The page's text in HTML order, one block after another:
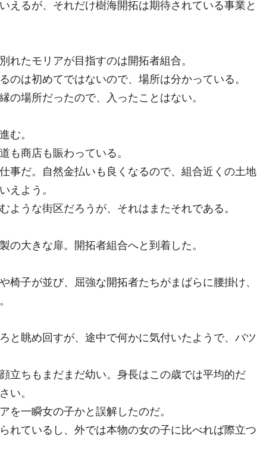
えるが、それだけ樹海開拓は期待されている事業と
たモリアが目指すのは開拓者組合。
は初めてではないので、場所は分かっている。
場所だったので、入ったことはない。
む。
商店も賑わっている。
事だ。自然金払いも良くなるので、組合近くの土地
えよう。
うな街区だろうが、それはまたそれである。
大きな扉。開拓者組合へと到着した。
子が並び、屈強な開拓者たちがまばらに腰掛け、
と眺め回すが、途中で何かに気付いたようで、バツ
立ちもまだまだ幼い。身長はこの歳では平均的だ
い。
一瞬女の子かと誤解したのだ。
れているし、外では本物の女の子に比べれば際立つ